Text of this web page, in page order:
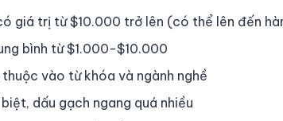
giá trị từ $10.000 trở lên (có thể lên đến
bình từ $1.000-$10.000
vào từ khóa và ngành nghề
dấu gạch ngang quá nhiều